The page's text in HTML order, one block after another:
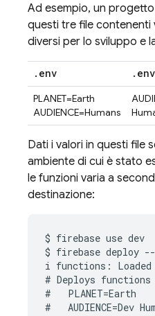
Ad esempio, un
questi tre file contenenti
diversi per lo sviluppo e
. env . env
PLANET=Earth
AUDIENCE=Humans
Dati i valori in questi file
ambiente di cui è stato
le funzioni varia a
destinazione:
$ firebase use dev
$ firebase deploy
i functions:
# Deploys
#   PLANET=Earth
#   AUDIENCE=Dev